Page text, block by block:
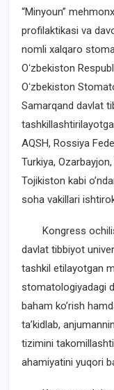
“Minyoun”
profilaktikasi va
nomli xalqaro
Oʻzbekiston
Oʻzbekiston
Samarqand davlat
AQSH, Rossiya
Turkiya,
Tojikiston kabi
soha vakillari
Kongress
davlat tibbiyot
tashkil etilayotgan
stomatologiyadagi
baham ko’rish
ta’kidlab,
tizimini
ahamiyatini yuqori